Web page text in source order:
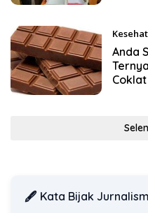
Anda
🖋️ Kata Bijak